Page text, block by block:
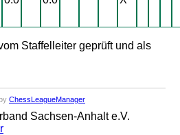
Staffelleiter geprüft und als
ChessLeagueManager
Sachsen-Anhalt e.V.